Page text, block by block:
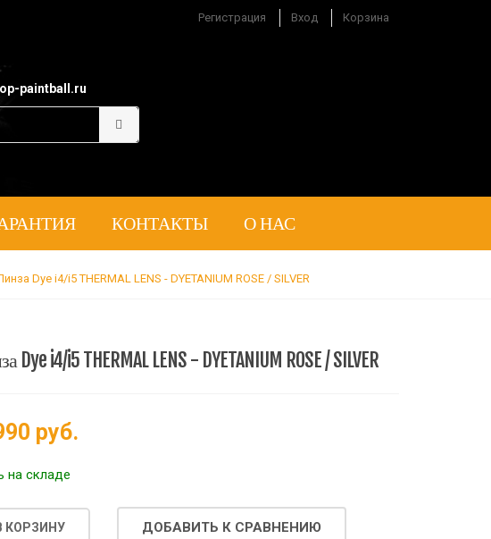
Регистрация Вход Корзина
paintball.ru
КОНТАКТЫ О НАС
Dye i4/i5 THERMAL LENS - DYETANIUM ROSE / SILVER
Dye i4/i5 THERMAL LENS - DYETANIUM ROSE / SILVER
руб.
на складе
КОРЗИНУ ДОБАВИТЬ К СРАВНЕНИЮ